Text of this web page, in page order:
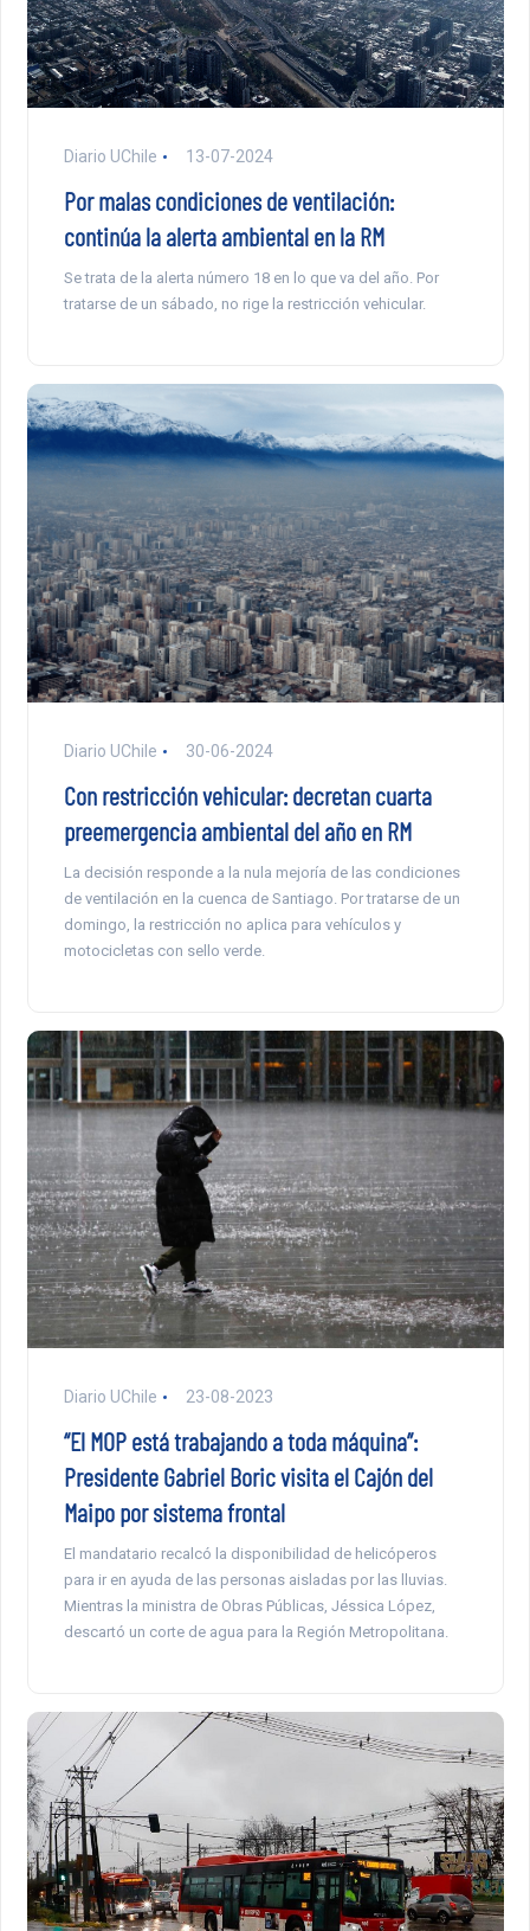
Diario UChile 13-07-2024
Por malas condiciones de ventilación:
continúa la alerta ambiental en la RM
Se trata de la alerta número 18 en lo que va del año. Por
tratarse de un sábado, no rige la restricción vehicular.
Diario UChile 30-06-2024
Con restricción vehicular: decretan cuarta
preemergencia ambiental del año en RM
La decisión responde a la nula mejoría de las condiciones
de ventilación en la cuenca de Santiago. Por tratarse de un
domingo, la restricción no aplica para vehículos y
motocicletas con sello verde.
Diario UChile 23-08-2023
“El MOP está trabajando a toda máquina”:
Presidente Gabriel Boric visita el Cajón del
Maipo por sistema frontal
El mandatario recalcó la disponibilidad de helicóperos
para ir en ayuda de las personas aisladas por las lluvias.
Mientras la ministra de Obras Públicas, Jéssica López,
descartó un corte de agua para la Región Metropolitana.